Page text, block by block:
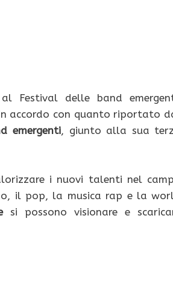
Festival delle band
accordo con quanto riportato
emergenti, giunto alla sua
i nuovi talenti nel
il pop, la musica rap e la
si possono visionare e